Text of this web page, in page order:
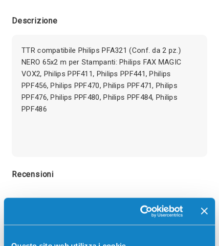
Descrizione
TTR compatibile Philips PFA321 (Conf. da 2 pz.)
NERO 65x2 m per Stampanti: Philips FAX MAGIC
VOX2, Philips PPF411, Philips PPF441, Philips
PPF456, Philips PPF470, Philips PPF471, Philips
PPF476, Philips PPF480, Philips PPF484, Philips
PPF486
Recensioni